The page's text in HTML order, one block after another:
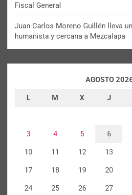
Fiscal General
Juan Carlos Moreno Guillén lleva
humanista y cercana a Mezcalapa
AGOSTO
L M X J
3 4 5 6
10 11 12 13
17 18 19 20
24 25 26 27